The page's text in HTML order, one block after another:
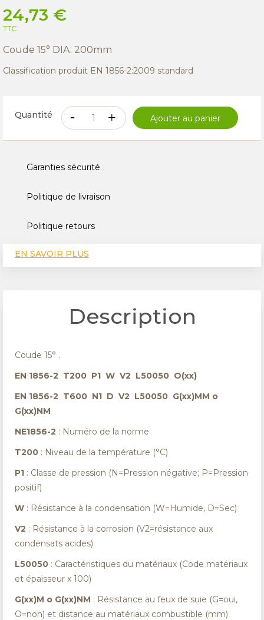
24,73 €
TTC
Coude 15° DIA. 200mm
Classification produit EN 1856-2:2009 standard
Quantité Ajouter au panier
Garanties sécurité
Politique de livraison
Politique retours
EN SAVOIR PLUS
Description
Coude 15° .
EN 1856-2 T200 P1 W V2 L50050 O(xx)
EN 1856-2 T600 N1 D V2 L50050 G(xx)MM o
G(xx)NM
NE1856-2 : Numéro de la norme
T200 : Niveau de la température (°C)
P1 : Classe de pression (N=Pression négative; P=Pression
positif)
W : Résistance à la condensation (W=Humide, D=Sec)
V2 : Résistance à la corrosion (V2=résistance aux
condensats acides)
L50050 : Caractéristiques du matériaux (Code matériaux
et épaisseur x 100)
G(xx)M o G(xx)NM : Résistance au feux de suie (G=oui,
O=non) et distance au matériaux combustible (mm)